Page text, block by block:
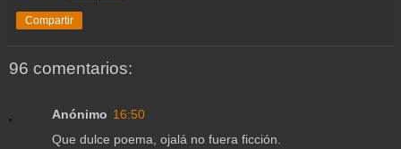
Compartir
96 comentarios:
Anónimo 16:50
Que dulce poema, ojalá no fuera ficción.